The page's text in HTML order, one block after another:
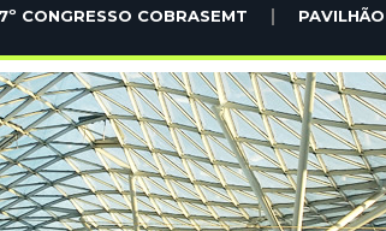
CONGRESSO COBRASEMT